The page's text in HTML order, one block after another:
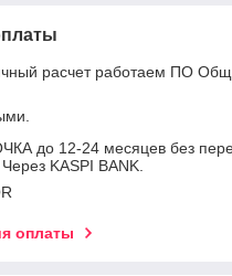
расчет работаем ПО
до 12-24 месяцев без
KASPI BANK.
оплаты